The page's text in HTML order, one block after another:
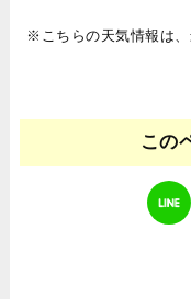
※こちらの天気情報は
この